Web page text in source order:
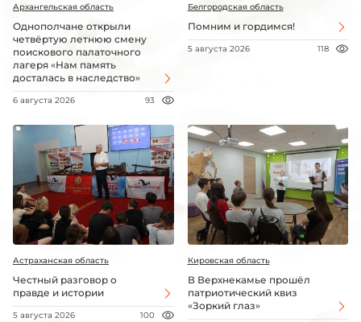
Архангельская область
Однополчане открыли
четвёртую летнюю смену
поискового палаточного
лагеря «Нам память
досталась в наследство»
6 августа 2026 93
Белгородская область
Помним и гордимся!
5 августа 2026 118
Астраханская область
Честный разговор о
правде и истории
5 августа 2026 100
Кировская область
В Верхнекамье прошёл
патриотический квиз
«Зоркий глаз»